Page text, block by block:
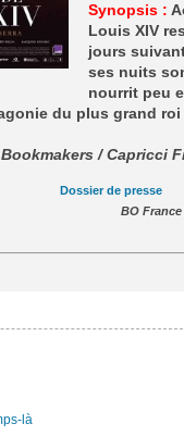
Synopsis :
Louis XIV
jours
ses nuits
nourrit peu
du plus grand
/ Capricci
Dossier de presse
BO France
là